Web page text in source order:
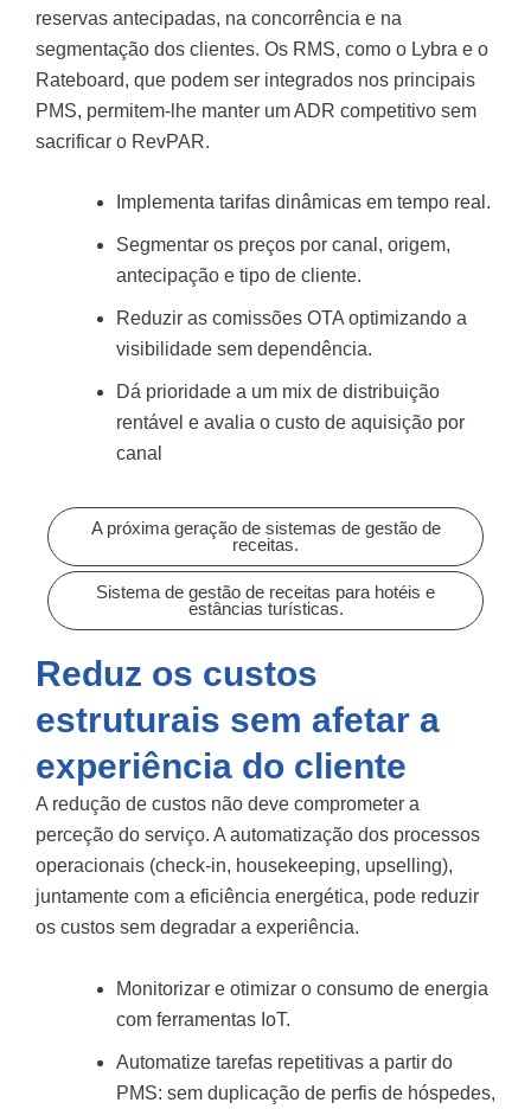
reservas antecipadas, na concorrência e na
segmentação dos clientes. Os RMS, como o Lybra e o
Rateboard, que podem ser integrados nos principais
PMS, permitem-lhe manter um ADR competitivo sem
sacrificar o RevPAR.
Implementa tarifas dinâmicas em tempo real.
Segmentar os preços por canal, origem,
antecipação e tipo de cliente.
Reduzir as comissões OTA optimizando a
visibilidade sem dependência.
Dá prioridade a um mix de distribuição
rentável e avalia o custo de aquisição por
canal
A próxima geração de sistemas de gestão de
receitas.
Sistema de gestão de receitas para hotéis e
estâncias turísticas.
Reduz os custos
estruturais sem afetar a
experiência do cliente
A redução de custos não deve comprometer a
perceção do serviço. A automatização dos processos
operacionais (check-in, housekeeping, upselling),
juntamente com a eficiência energética, pode reduzir
os custos sem degradar a experiência.
Monitorizar e otimizar o consumo de energia
com ferramentas IoT.
Automatize tarefas repetitivas a partir do
PMS: sem duplicação de perfis de hóspedes,